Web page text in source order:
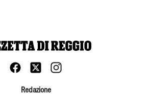
Redazione